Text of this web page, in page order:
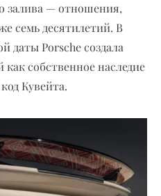
залива — отношения,
семь десятилетий. В
даты Porsche создала
собственное наследие
Кувейта.